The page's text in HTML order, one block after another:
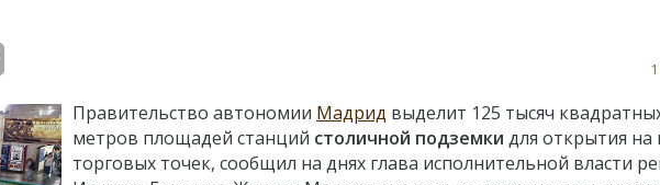
Правительство автономии Мадрид выделит 125 тысяч
метров площадей станций столичной подземки для открытия на
торговых точек, сообщил на днях глава исполнительной власти